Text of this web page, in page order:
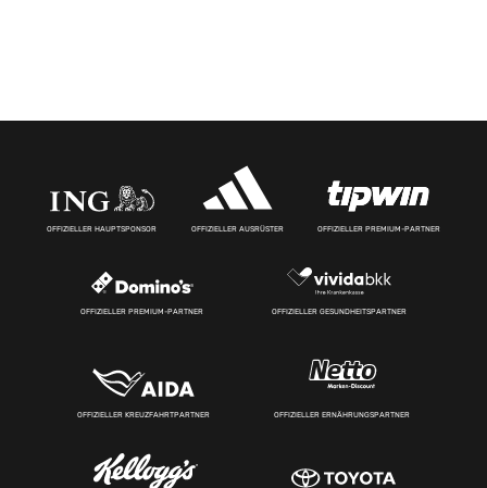
OFFIZIELLER HAUPTSPONSOR OFFIZIELLER AUSRÜSTER OFFIZIELLER PREMIUM-PARTNER
OFFIZIELLER PREMIUM-PARTNER OFFIZIELLER GESUNDHEITSPARTNER
OFFIZIELLER KREUZFAHRTPARTNER OFFIZIELLER ERNÄHRUNGSPARTNER